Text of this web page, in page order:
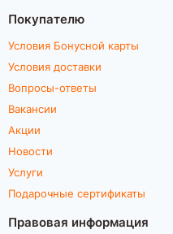
Покупателю
Условия Бонусной карты
Условия доставки
Вопросы-ответы
Вакансии
Акции
Новости
Услуги
Подарочные сертификаты
Правовая информация